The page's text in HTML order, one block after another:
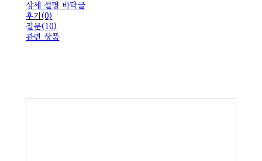
상세 설명 바닥글
후기(0)
질문(10)
관련 상품